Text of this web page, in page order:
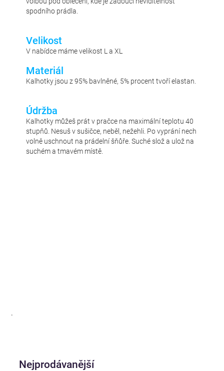
spodního prádla.
Velikost
V nabídce máme velikost L a XL
Materiál
Kalhotky jsou z 95% bavlněné, 5% procent tvoří elastan.
Údržba
Kalhotky můžeš prát v pračce na maximální teplotu 40
stupňů. Nesuš v sušičce, neběl, nežehli. Po vyprání nech
volně uschnout na prádelní šňůře. Suché slož a ulož na
suchém a tmavém místě.
.
Nejprodávanější